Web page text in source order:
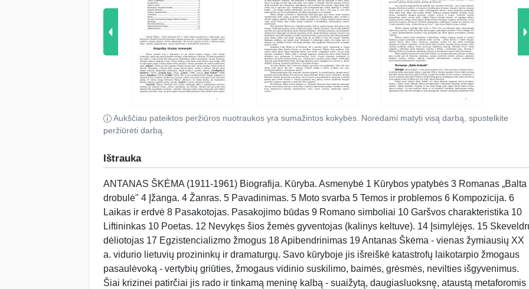
Aukščiau pateiktos peržiūros nuotraukos yra sumažintos kokybės. Norėdami matyti visą darbą, spustelkite
peržiūrėti darbą.
Ištrauka
ANTANAS ŠKĖMA (1911-1961) Biografija. Kūryba. Asmenybė 1 Kūrybos ypatybės 3 Romanas „Balta drobulė" 4 Įžanga. 4 Žanras. 5 Pavadinimas. 5 Moto svarba 5 Temos ir problemos 6 Kompozicija. 6 Laikas ir erdvė 8 Pasakotojas. Pasakojimo būdas 9 Romano simboliai 10 Garšvos charakteristika 10 Liftininkas 10 Poetas. 12 Nevykęs šios žemės gyventojas (kalinys keltuve). 14 Įsimylėjęs. 15 Skeveldrų dėliotojas 17 Egzistencializmo žmogus 18 Apibendrinimas 19 Antanas Škėma - vienas žymiausių XX a. vidurio lietuvių prozinin­kų ir dramaturgų. Savo kūryboje jis išreiškė katastrofų laikotarpio žmogaus pasaulėvoką - vertybių griūties, žmogaus vidinio suskili­mo, baimės, grėsmės, nevilties išgyvenimus. Šiai krizinei patirčiai jis rado ir tinkamą meninę kalbą - suaižytą, daugiasluoksnę, ataustą metaforomis ir simbolinėmis nuorodomis. Biografija. Kūryba. Asmenybė Škėma, panašiai kaip ir Radauskas, yra jau miesto kultūros žmogus. Gimė Lodzė­je (Lenkijoje), ankstyvąją vaikystę pralei­do Lenkijoje, vėliau Rusijoje ir Ukrainoje. Po Pirmojo pasaulinio karo grįžusi į Lietu­vą šeima kurį laiką gyveno Radviliškyje, paskui persikraustė į Kauną. Būsimasis rašytojas studijavo mediciną ir teisę Vy­tauto Didžiojo universitete, lankė dramos teatro studiją, 1936 m. tapo Kauno, paskui Vilniaus dramos teatrų aktoriumi. Antrojo pasaulinio karo metais parašė pirmą pjesę „Julijana" (1943), kuri buvo pastatyta Vil­niaus dramos teatre, tačiau priartėjus frontui premjera neįvyko. Pa­sitraukęs į Vakarus dirbo įvairius fizinius darbus, vaidino ir režisavo išeivijos teatro trupėse, dalyvavo kultūrininkų sambūriuose. Išleido novelių ir apysakų rinkinius „Nuodėguliai ir kibirkštys" (1947), „Šventoji Inga" (1952), „Čelesta" (1960), romaną „Balta drobulė" (1958), dramas „Pabudimas" (1956), „Žvakidė" (1957). 1961 m. žuvo autokatastrofoje Čikagoje, grįždamas iš Santaros-Šviesos sambūrio suvažiavimo, kuriame vaidino savo paties režisuotoje Kosto Ost­rausko pjesėje. Po mirties draugų išleistuose Škėmos „Raštuose", be minėtų kūrinių, dar išspausdinta pluoštas anksčiau neskelbtų dramų, apysaka „Izaokas", novelių, literatūros kritikos. Asmenybė. Škėmos charakteris buvo sunkus. Maištingas būdas ir nepriklausoma laikysena išryškėjo dar mokantis Kauno „Aušros" gimnazijoje, kai būsimam rašytojui teko gal pirmą kartą nukentėti dėl savarankiškos nuomonės. Literatūros mokytojas paskyrė namų rašinį pa­gal Jono Biliūno apsakymą „Be darbo" tema „Ar gerai padarė Laurynas Dūda pasikoręs?" Buvo duotas rašinio planas, pagal kurį mokiniai turėjo įrodyti, kaip neteisin­gai pasielgė Biliūno personažas. Tačiau jaunasis Škėma parašė darbą pagal savo planą, įrodinėdamas, kad Laury­nas Dūda pasielgė puikiai. Mokytojas pagyrė originalų darbą, bet už plano nepaisymą parašė „kuolą". Tokių „kuolų" Škėmai teko ragauti visą gyvenimą. Kaip aktoriui ir režisieriui jam buvo būdingas tam tikras artis­tiškas noras provokuoti visuomenę, vaizduoti ciniką ir, matyt, net artimiausi draugai ne visuomet suprasdavo, koks jautrus ir pažeidžiamas jis buvo iš tikrųjų. Rašytojui skausmingai rūpėjo kūryboje įprasminti gyvenimą - „palikti savo egzistencijos ženklus popieriuje", tačiau to meto skaitytojų visuomenė nebuvo jam palanki. Vidinę įtampą ir nesaugumo jausmą stiprino baimė, kad nebūtų pa­veldėjęs motinos psichinės ligos Škėma labai jautriai reaguodavo į kritiką ir kentėjo, kad jo nesupranta ir nenori spausdinti. Jis ne kartą deklaravo laiškuose, kad pasitraukia iš literatūros, kaip jau pasitraukė iš teatro, tačiau, laimei, tų pažadų nevykdė. Ilgą laiką tikėjo savo talentu ir, praradęs viltį būti suprastas lietuvių, bandė prasimušti pas svetimuosius, rūpindama­sis, kad jo kūriniai būtų verčiami į anglų kalbą. Deja, vertėjo taip ir nepavyko rasti. Paskutiniųjų metų korespondencijoje ryškėja depresijos ir nevilties ženklai: „...kai žmogus pradeda nebeatlaikyti, jis įtaria per save visus ir visą vi­saą, jis visur ieško juodos spalvos, tuo tik sau pakenkdamas, dar labiau prarasdamas save ir draugus". Škėma nebaigė universiteto ir humanitarinį išsilavinimą įgijo pats, tačiau, nesant normalių intelektualinio darbo sąlygų, jo gausios žinios liko chaotiškos ir nepakankamai gilios. Kritikai ir bičiuliai mėgino atpratinti rašytoją nuo polinkio perkrauti savo kūrinius daugybe įžymių žmonių vardų, tačiau Škėma, labai troškęs atrodyti originalus ir šiuolaikiškas, nepasiduodavo tokiems įtikinėjimams. Bene geriausias Škėmai buvo Vokietijos periodas. Tada jis atrado prancūzų siurrealistus ir kitą Europos moderniąją literatūrą, kurios vertimų buvo gausu vokiečių žurnaluose. Nuo tų laikų didžiuliu autoritetu jam tapo intelektualusis poetas Henrikas Radauskas. Radauskas prisimena, kad pradedantis rašytojas buvo dėmesingas net tokioms pastaboms, kurios, meistro Radausko nuomone, buvusios visai elementarios: dėl žodžio taupumo ar perdėtai įmantrių posakių. Į poeto pastabą, kad reikėtų kruopščiau taisyti tekstus, Škėma sykį atsakė: „Kaip­gi taisyti tai, ką išplėši iš savęs savo krauju?" Ironiškas Radauskas replikavo, kad tarnaitė, prieš žudydamasi iš ne­laimingos meilės, rašo laišką, kuris, be abejonės, yra „iš­plėštas iš širdies", bet drauge juokingas. Toks sulyginimas Škėmą paveikė, jis pradėjo juoktis ir sutiko. Radauskas švietė Škėmą ne tik literatūros, bet ir muzikos srityje. Supažindino su vengrų kompozitoriaus Belos Bartoko kūryba, jo savotiškas „žiaurumas" Škėmai labai patikdavo. Kiek sunkiau sekėsi įpiršti Johaną Sebastianą Bachą, kuris atrodė „simpatiškas senelis", bet per daug paprastas, nemodernus. Škėma mėgo ir aistringai propagavo modernistinį meną, dažnai būdamas neatlaidus savo oponentams iš konservatyviojo fronto. Kartais asmenines nuoskaudas jis perkeldavo į literatūros kritikos plotmę, pvz., „Atsakymuose ,Literatūros lankų' anketai" (1959) piktai užsipuolė poetę Birutę Pūkelevičiūtę, neteisingai apkaltinęs, kad ši nuplagijavo jo „Čelestos" ir „Baltos drobulės" planuotę, vaizdavimo priemones ir mozaikinę techniką. Ne viskas Škėmos, kaip ir kiekvieno žmogaus, gyveni­me verta pasigėrėjimo. Tačiau dėl vieno dalyko turbūt galime būti tikri - rašytojas visuomet kalbėjo iš širdies, įsitikinęs savo tiesa, neveidmainiaudamas ir nebijodamas atkirčio. Škėmos asmenybėje ryški menininko, aktoriaus prigimtis. Jis nesiekė karjeros, patogios buities, gyvenimo tikslu laikė kūrybą. Savo kūriniuose mėgo efektingas detales, aštrius vertinimus, nevengė šokiruoti, šiurpinti konservatyvų suvokėją. Tuo jis artimas avan­gardistiniams rašytojams. Į rašytojo sąmonę giliai įsirėžė Pirmojo ir Antrojo pasaulinių karų patirtys, kuriose atsiskleidė žmogaus gyvenimo trapumas, tragizmas ir menkystės ribos sampynos. Be Radausko, Škėma artimai draugavo su Algimantu Mackumi, kitais modernios pakraipos išeivijos menininkais, dalyvavo ir žemininkų, ir bežemių literatūrinėje spaudoje. Domėjosi vertybių krizę apmąstančia filosofija (Šopenhaueriu, Nyče, Sartru, Kamiu), moderniąja tapyba, muzika. Kūrybos ypatybės Škėmos kūrybos principus prasminga gretinti su vienmečio poeto Radausko estetinėmis pažiūromis. Svarbiausias Radausko kūrybos tikslas - grožio kūryba, estetinio būties matmens išsakymas, o Škėmai svarbu perteikti autentišką XX amžiaus žmogaus egzistencijos patirtį - žmogaus, kuris susiduria su katastrofiška laikotarpio tikrove, patiria vertybių ir asmens tapatybės krizę, grumtynėse su lemtimi tragiškai pralaimi, tačiau lieka ištikimas aukštiesiems humanistiniams idealams. Todėl, kitaip negu Radausko, Škėmos kūryba atvira istorijai, pabrėžtinai subjektyvi, net autobiografiška. Pagrindinės rašytojo kūrybos temos - žmogaus išbandymas ribinėje situacijoje ir žmogus, gyvenantis sudužusių iliuzijų pasaulyje, pasaulyje po katastrofos. Savo kūrybos programą Škėma apibrėžė kaip „kūrybinį nihi­lizmą" - joje vyrauja neigiami žmogaus būtiškosios padėties, jo dvasinių ir kūniškų galių ribotumo, žiaurumo, kančios, skausmo vaizdai. Kančią ir mirtį rašytojas vadino „reikšmingiausia tikrove", kurios akivaizdoje atsiskleidžia tikroji būties esmė, tikroji visų vertybių reikšmė. Rašytojas stengiasi priblokšti suvokėją atvirais smurto, fiziologinio žmogaus gyvenimo vaizdais, priversti jį kentėti. Tradicinės vertybės (humanistinė moralė, tėvynės meilė, religija) Škėmos kūryboje pralaimi, jos nepajėgia atlaikyti nuožmios tikrovės smūgių, tačiau blogiui priešpriešinama žmogaus savigarba, solidarumas su kitu kenčiančiu žmogumi, dorovinis ir kūrybinis sąžiningumas, neleidžiantys nutylėti savo patirties, kad ir kokia nemaloni ji būtų. „Užsimerkti jau per vėlu", - sako vienos Škėmos dramos veikėjas. Škėmos žmogus aistringai ilgisi tiesos ir Dievo, bet yra nežinomos jėgos, nesuvokiamos kaltės nuo jų atskirtas. Todėl jo kūryboje dažni pragaro, apokalipsės vaizdiniai. Visa tai būdinga XX a. vidurio egzistencialistinei literatūrai. Kaip priešprieša tam iškyla gamtos prisiminimai, kūrybos troškulys. Škėmos kūrybos forma netradicinė: vaizduodamas suskilusį žmo­gaus pasaulį, jis atsisako klasikinių prozinio pasakojimo ir draminės kalbos savybių - aiškios išorinio ir vidinio žmogaus pasaulio skir­ties, laiko, erdvės vientisumo, nuoseklaus siužeto. Čia nėra aiškią vertinamąją perspektyvą kuriančio pasakotojo, vaizdų slinktis daž­nai primena chaotišką minčių, pojūčių srautą, valdomą atsitiktinių impulsų, tolimų asociacijų, subjektyvių nuotaikų. Rašytojas atvirai vartoja sąlygiškus, simbolinius teksto elementus, nuorodas į Bibliją, į modernistinį meną, filosofiją ir literatūrą. Škėma yra žymiausias vadinamojo sąmonės srauto technikos atstovas lietuvių literatūroje. Škėma, panašiai kaip Savickis arba Nyka-Niliūnas, yra nelengvai skaitomas rašytojas: jo kūrybą gerai suvokti gali tik išsilavinęs skaitytojas, supratęs modernios kūrybos principus, pažįstantis klasikinę Europos kultūros tradiciją, pakantus šokiruojantiems, tradicinį pasaulėvaizdį sukrečiantiems požiūriams bei vaizdiniams. Romanas „Balta drobulė" Įžanga. „Balta drobulė" - vienas pačių žymiausių XX a. lietuvių romanų. Parašytas 1954 m., šis kūrinys keletą metų nerado leidėjo, o pasirodęs 1958 m. išeivijos spa